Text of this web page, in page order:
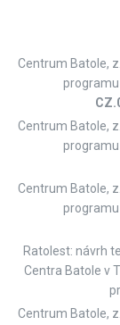
Centrum Batole,
Centrum Batole,
Centrum Batole,
Ratolest: návrh
Centra Batole v
Centrum Batole,